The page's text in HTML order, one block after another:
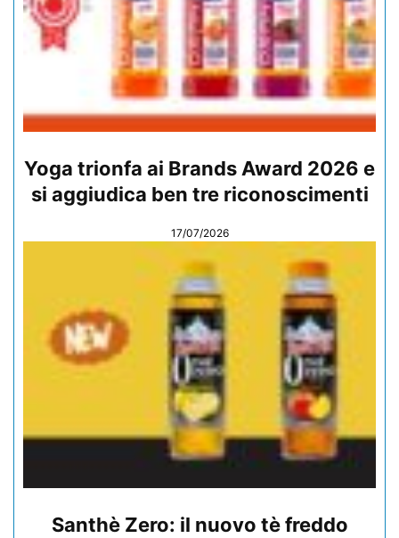
Yoga trionfa ai Brands Award 2026 e
si aggiudica ben tre riconoscimenti
17/07/2026
Santhè Zero: il nuovo tè freddo